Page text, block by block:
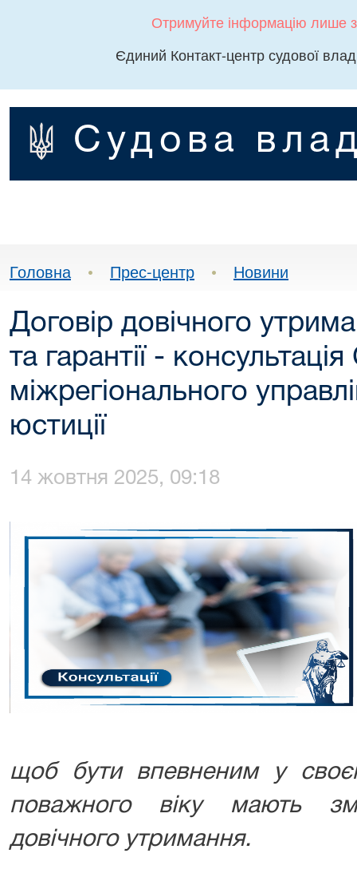
Отримуйте інформацію лише
Єдиний Контакт-центр судової
Судова
Головна • Прес-центр • Новини
Договір довічного
та гарантії -
міжрегіонального
юстиції
14 жовтня 2025, 09:18
щоб бути впевненим у
поважного віку мають
довічного утримання.